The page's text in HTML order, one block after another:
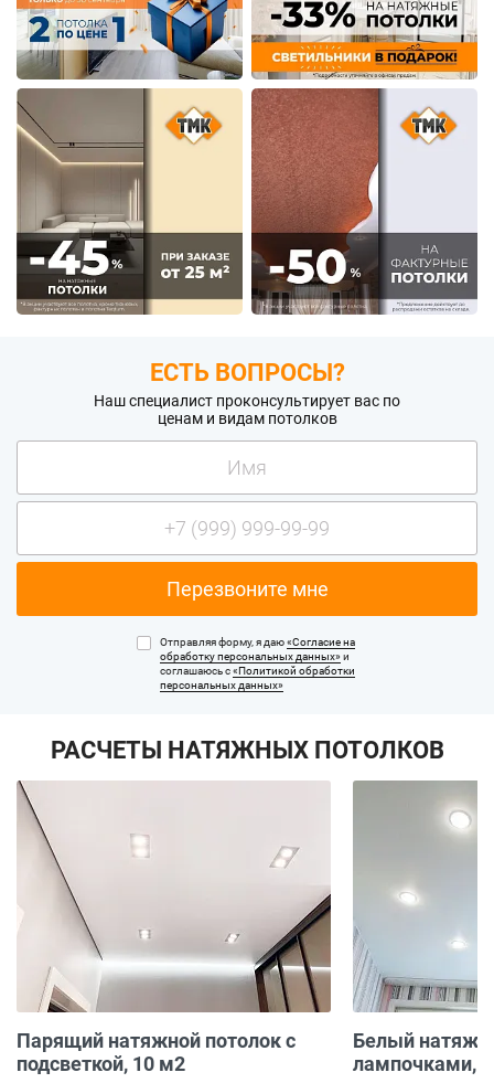
ЕСТЬ ВОПРОСЫ?
Наш специалист проконсультирует вас по
ценам и видам потолков
Отправляя форму, я даю«Согласие на
обработку персональных данных» и
соглашаюсь с«Политикой обработки
персональных данных»
РАСЧЕТЫ НАТЯЖНЫХ ПОТОЛКОВ
Парящий натяжной потолок с
подсветкой, 10 м2
Белый
лампочками,